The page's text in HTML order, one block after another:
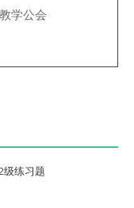
学公会
级练习题